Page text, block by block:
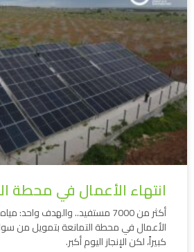
انتهاء الأعمال في محطة
أكثر من 7000 مستفيد.. والهدف
الأعمال في محطة التمانعة بتمويل من
كبيراً، لكن الإنجاز اليوم أكبر.